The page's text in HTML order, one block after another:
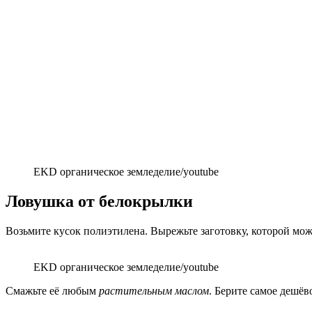
EKD органическое земледелие/youtube
Ловушка от белокрылки
Возьмите кусок полиэтилена. Вырежьте заготовку, которой
EKD органическое земледелие/youtube
Смажьте её любым растительным маслом. Берите самое